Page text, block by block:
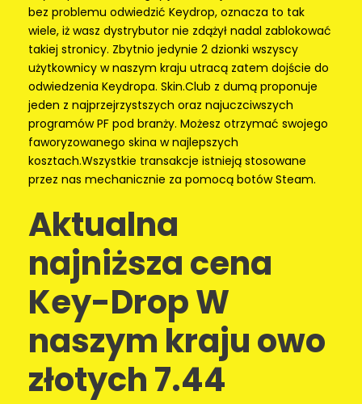
bez problemu odwiedzić Keydrop, oznacza to tak
wiele, iż wasz dystrybutor nie zdążył nadal zablokować
takiej stronicy. Zbytnio jedynie 2 dzionki wszyscy
użytkownicy w naszym kraju utracą zatem dojście do
odwiedzenia Keydropa. Skin.Club z dumą proponuje
jeden z najprzejrzystszych oraz najuczciwszych
programów PF pod branży. Możesz otrzymać swojego
faworyzowanego skina w najlepszych
kosztach.Wszystkie transakcje istnieją stosowane
przez nas mechanicznie za pomocą botów Steam.
Aktualna
najniższa cena
Key-Drop W
naszym kraju owo
złotych 7.44